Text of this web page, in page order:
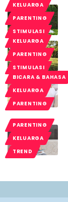
KELUARGA
PARENTING
STIMULASI
KELUARGA
PARENTING
STIMULASI
BICARA & BAHASA
KELUARGA
PARENTING
PARENTING
KELUARGA
TREND